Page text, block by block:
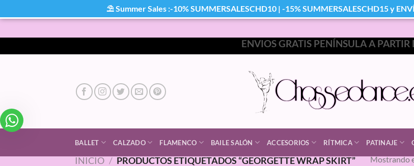
al
ENVIOS GRATIS PENÍNSULA A PARTIR
BALLET CALZADO FLAMENCO BAILE SALÓN ACCESORIOS RÍTMICA PATINAJE
INICIO / PRODUCTOS ETIQUETADOS “GEORGETTE WRAP SKIRT” Mostrando
⛱ Summer Sales :-10% SUMMERSALESCHD10 | -15% SUMMERSALESCHD15 y